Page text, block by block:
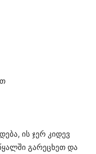
ის ჯერ კიდევ
გარეცხეთ და